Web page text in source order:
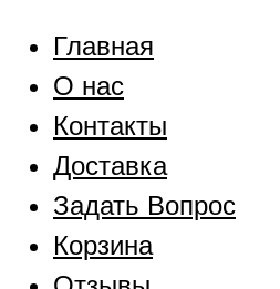
Главная
О нас
Контакты
Доставка
Задать Вопрос
Корзина